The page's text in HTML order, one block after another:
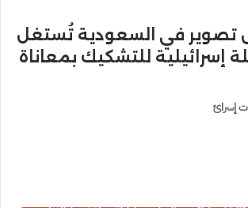
تصوير في السعودية تُستغل
إسرائيلية للتشكيك بمعاناة
إسرائ